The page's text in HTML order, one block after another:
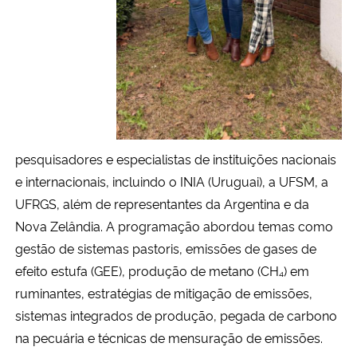
pesquisadores e especialistas de instituições nacionais
e internacionais, incluindo o INIA (Uruguai), a UFSM, a
UFRGS, além de representantes da Argentina e da
Nova Zelândia. A programação abordou temas como
gestão de sistemas pastoris, emissões de gases de
efeito estufa (GEE), produção de metano (CH₄) em
ruminantes, estratégias de mitigação de emissões,
sistemas integrados de produção, pegada de carbono
na pecuária e técnicas de mensuração de emissões.